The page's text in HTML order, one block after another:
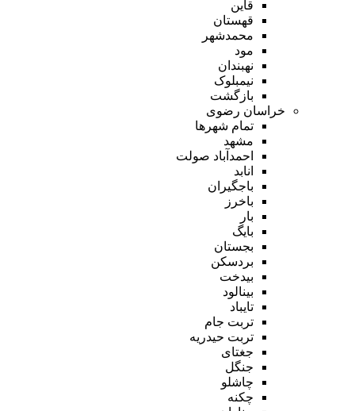
قاین
قهستان
محمدشهر
مود
نهبندان
نیمبلوک
بازگشت
خراسان رضوی
تمام شهر‌ها
مشهد
احمدآباد صولت
انابد
باجگیران
باخرز
بار
بایگ
بجستان
بردسکن
بیدخت
بینالود
تایباد
تربت جام
تربت حیدریه
جغتای
جنگل
چاشلو
چکنه